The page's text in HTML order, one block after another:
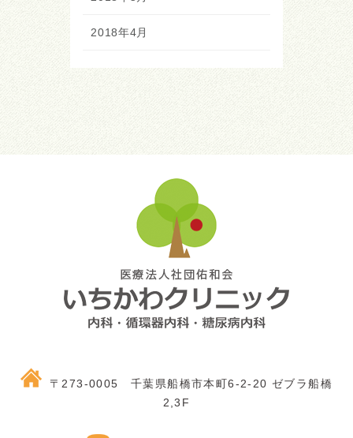
2018年4月
〒273-0005 千葉県船橋市本町6-2-20 ゼブラ船橋
2,3F